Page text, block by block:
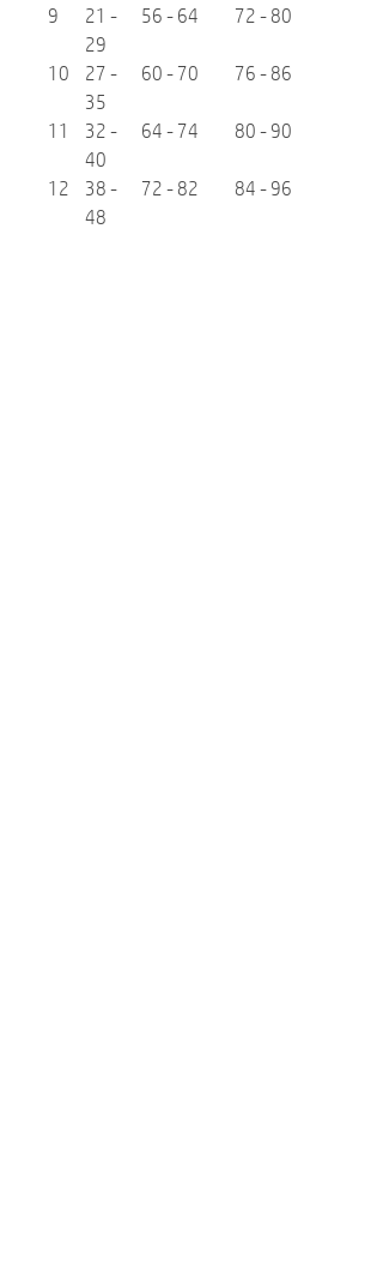
9
21 -
29
56 - 64 72 - 80
10
27 -
35
60 - 70 76 - 86
11
32 -
40
64 - 74 80 - 90
12
38 -
48
72 - 82 84 - 96